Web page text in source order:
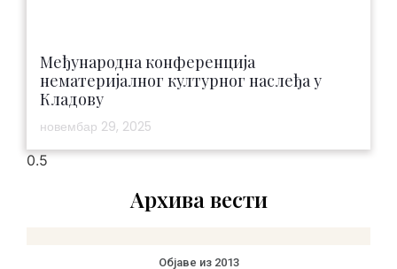
Међународна конференција
нематеријалног културног наслеђа у
Кладову
новембар 29, 2025
Архива вести
Објаве из 2013